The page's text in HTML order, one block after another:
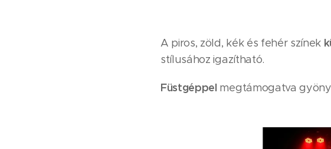
A piros, zöld, kék és fehér színek
stílusához igazítható.
Füstgéppel megtámogatva